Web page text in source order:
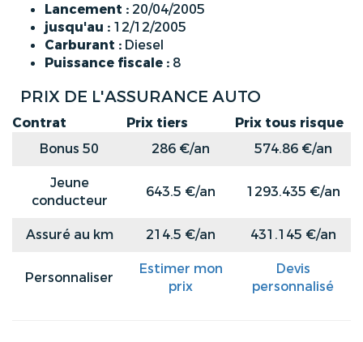
Lancement : 20/04/2005
jusqu'au : 12/12/2005
Carburant : Diesel
Puissance fiscale : 8
PRIX DE L'ASSURANCE AUTO
Contrat Prix tiers
Prix tous risque
Bonus 50
286 €/an
574.86 €/an
Jeune
conducteur
643.5 €/an 1293.435 €/an
Assuré au km 214.5 €/an 431.145 €/an
Personnaliser
Estimer mon
prix
Devis
personnalisé